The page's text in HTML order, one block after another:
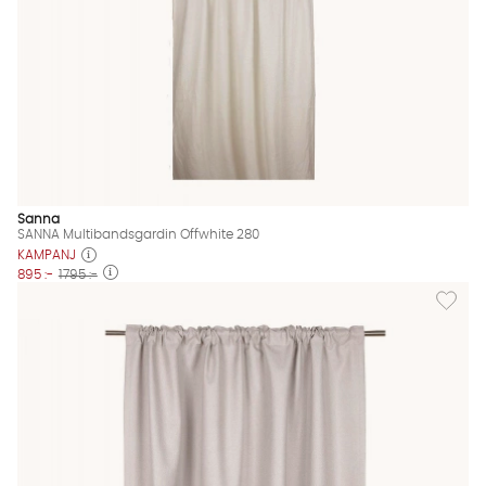
Sanna
SANNA Multibandsgardin Offwhite 280
KAMPANJ
895 :- 1795 :-
Lägg